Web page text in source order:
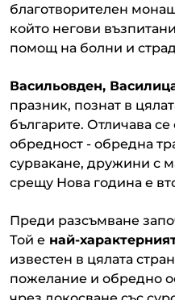
благотворителен
който негови
помощ на болни и
Васильовден,
празник, познат в
българите. Отличава
обредност - обредна
сурвакане, дружини с
срещу Нова година е
Преди разсъмване
Той е най-
известен в цялата
пожелание и обредно